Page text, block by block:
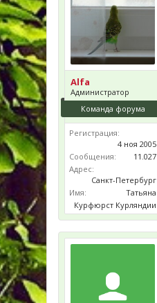
Alfa
Администратор
Команда форума
Регистрация:
4 ноя 2005
Сообщения:
11.027
Адрес:
Санкт-Петербург
Имя:
Татьяна
Курфюрст Курляндии